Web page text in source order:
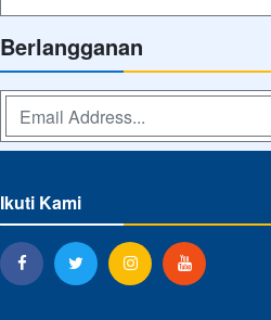
Berlangganan
Ikuti Kami